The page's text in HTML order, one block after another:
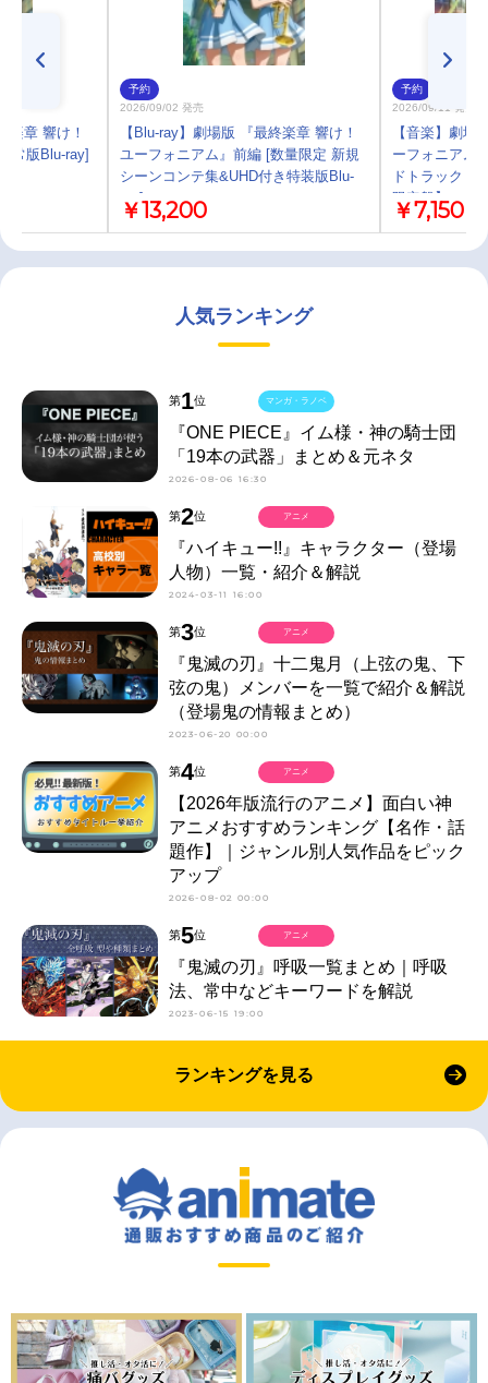
楽章 響け！
常版Blu-ray]
予約
2026/09/02 発売
【Blu-ray】劇場版 『最終楽章 響け！
ユーフォニアム』前編 [数量限定 新規
シーンコンテ集&UHD付き特装版Blu-
ray]
￥13,200
予約
2026/09/11 発売
【音楽】劇場
ーフォニアム
ドトラック「
限定盤】
￥7,150
人気ランキング
第1位
『ONE PIECE』イム様・神の騎士団
「19本の武器」まとめ＆元ネタ
2026-08-06 16:30
マンガ・ラノベ
第2位
『ハイキュー!!』キャラクター（登場
人物）一覧・紹介＆解説
2024-03-11 16:00
アニメ
第3位
『鬼滅の刃』十二鬼月（上弦の鬼、下
弦の鬼）メンバーを一覧で紹介＆解説
（登場鬼の情報まとめ）
2023-06-20 00:00
アニメ
第4位
【2026年版流行のアニメ】面白い神
アニメおすすめランキング【名作・話
題作】｜ジャンル別人気作品をピック
アップ
2026-08-02 00:00
アニメ
第5位
『鬼滅の刃』呼吸一覧まとめ｜呼吸
法、常中などキーワードを解説
2023-06-15 19:00
アニメ
ランキングを見る